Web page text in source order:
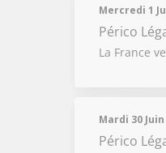
Mercredi 1
Périco
La France
Mardi 30 Juin
Périco